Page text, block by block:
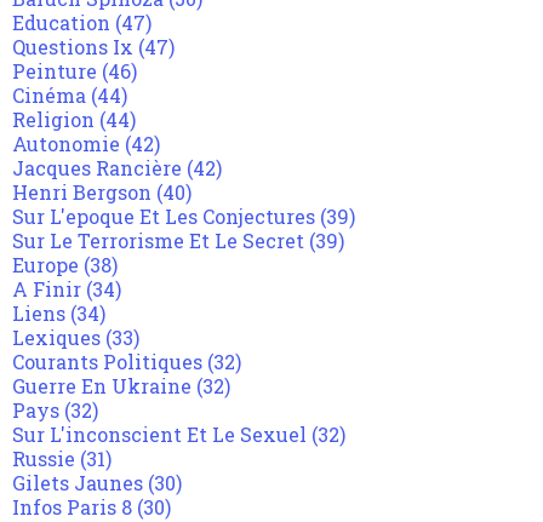
Education (47)
Questions Ix (47)
Peinture (46)
Cinéma (44)
Religion (44)
Autonomie (42)
Jacques Rancière (42)
Henri Bergson (40)
Sur L'epoque Et Les Conjectures (39)
Sur Le Terrorisme Et Le Secret (39)
Europe (38)
A Finir (34)
Liens (34)
Lexiques (33)
Courants Politiques (32)
Guerre En Ukraine (32)
Pays (32)
Sur L'inconscient Et Le Sexuel (32)
Russie (31)
Gilets Jaunes (30)
Infos Paris 8 (30)